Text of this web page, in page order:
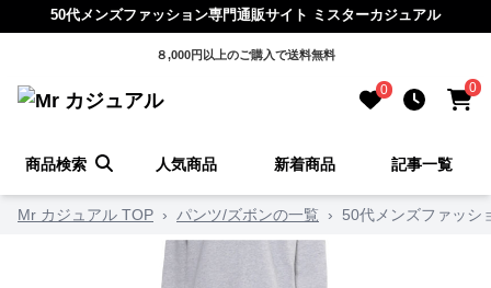
50代メンズファッション専門通販サイト ミスターカジュアル
８,000円以上のご購入で送料無料
0 0
商品検索 人気商品 新着商品 記事一覧
Mr カジュアル TOP › パンツ/ズボンの一覧 › 50代メンズファッ